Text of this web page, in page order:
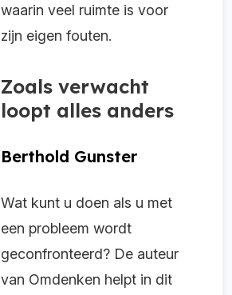
waarin veel ruimte is voor
zijn eigen fouten.
Zoals verwacht
loopt alles anders
Berthold Gunster
Wat kunt u doen als u met
een probleem wordt
geconfronteerd? De auteur
van Omdenken helpt in dit